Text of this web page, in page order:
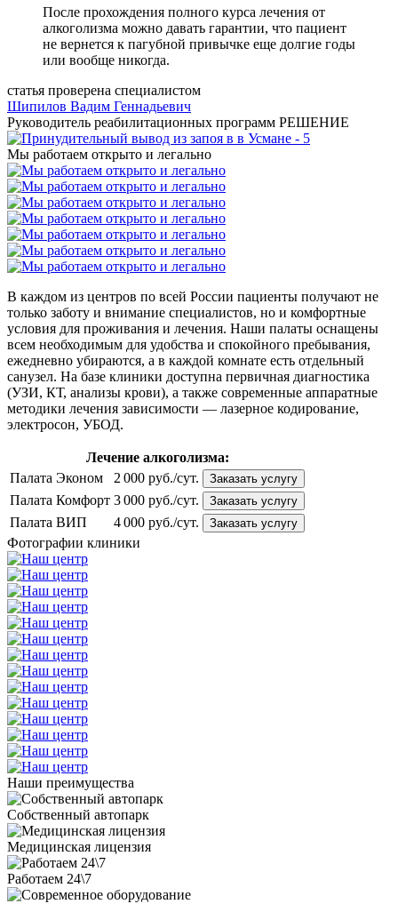
После прохождения полного курса лечения от
алкоголизма можно давать гарантии, что пациент
не вернется к пагубной привычке еще долгие годы
или вообще никогда.
статья проверена специалистом
Шипилов Вадим Геннадьевич
Руководитель реабилитационных программ РЕШЕНИЕ
Мы работаем открыто и легально
В каждом из центров по всей России пациенты получают не
только заботу и внимание специалистов, но и комфортные
условия для проживания и лечения. Наши палаты оснащены
всем необходимым для удобства и спокойного пребывания,
ежедневно убираются, а в каждой комнате есть отдельный
санузел. На базе клиники доступна первичная диагностика
(УЗИ, КТ, анализы крови), а также современные аппаратные
методики лечения зависимости — лазерное кодирование,
электросон, УБОД.
Лечение алкоголизма:
Палата Эконом
2 000 руб./сут. Заказать услугу
Палата Комфорт 3 000 руб./сут. Заказать услугу
Палата ВИП 4 000 руб./сут. Заказать услугу
Фотографии клиники
Наши преимущества
Собственный автопарк
Медицинская лицензия
Работаем 24\7